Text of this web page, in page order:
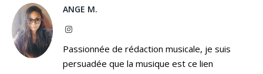
ANGE M.
Instagram
Passionnée de rédaction musicale, je suis
persuadée que la musique est ce lien